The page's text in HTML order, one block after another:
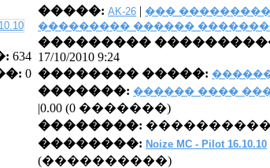
634
0
�����: AK-26 | ���
��������� ������
���������
17/10/2010 9:24
�������� �����:
�������: ������ ����
|0.00 (0 �������)
��������:
��������: Noize MC - Pilot 16.10.10
(����������)